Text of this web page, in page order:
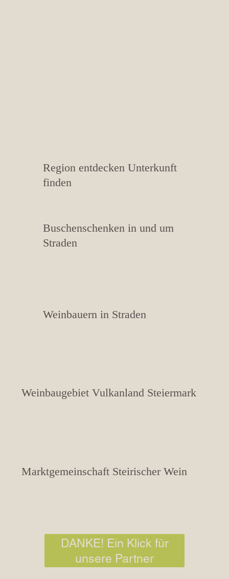
Region entdecken Unterkunft
finden
Buschenschenken in und um
Straden
Weinbauern in Straden
Weinbaugebiet Vulkanland Steiermark
Marktgemeinschaft Steirischer Wein
DANKE! Ein Klick für
unsere Partner